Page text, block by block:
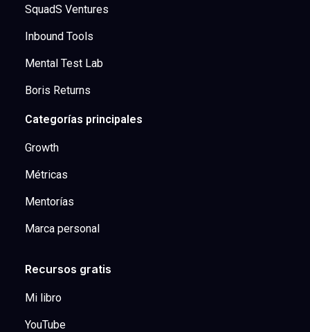
SquadS Ventures
Inbound Tools
Mental Test Lab
Boris Returns
Categorías principales
Growth
Métricas
Mentorías
Marca personal
Recursos gratis
Mi libro
YouTube